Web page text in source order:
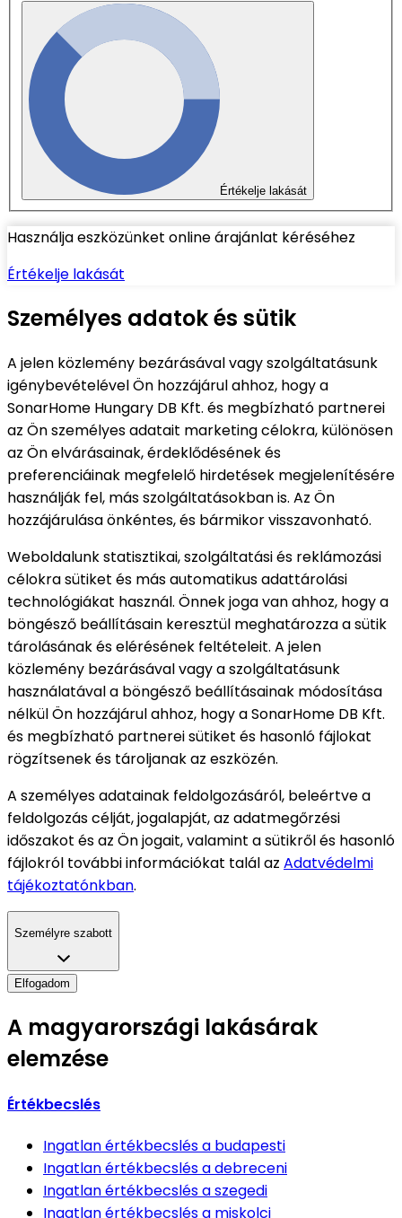
Értékelje lakását
Használja eszközünket online árajánlat kéréséhez
Értékelje lakását
Személyes adatok és sütik
A jelen közlemény bezárásával vagy szolgáltatásunk
igénybevételével Ön hozzájárul ahhoz, hogy a
SonarHome Hungary DB Kft. és megbízható partnerei
az Ön személyes adatait marketing célokra, különösen
az Ön elvárásainak, érdeklődésének és
preferenciáinak megfelelő hirdetések megjelenítésére
használják fel, más szolgáltatásokban is. Az Ön
hozzájárulása önkéntes, és bármikor visszavonható.
Weboldalunk statisztikai, szolgáltatási és reklámozási
célokra sütiket és más automatikus adattárolási
technológiákat használ. Önnek joga van ahhoz, hogy a
böngésző beállításain keresztül meghatározza a sütik
tárolásának és elérésének feltételeit. A jelen
közlemény bezárásával vagy a szolgáltatásunk
használatával a böngésző beállításainak módosítása
nélkül Ön hozzájárul ahhoz, hogy a SonarHome DB Kft.
és megbízható partnerei sütiket és hasonló fájlokat
rögzítsenek és tároljanak az eszközén.
A személyes adatainak feldolgozásáról, beleértve a
feldolgozás célját, jogalapját, az adatmegőrzési
időszakot és az Ön jogait, valamint a sütikről és hasonló
fájlokról további információkat talál az Adatvédelmi
tájékoztatónkban.
Személyre szabott
Elfogadom
A magyarországi lakásárak
elemzése
Értékbecslés
Ingatlan értékbecslésa budapesti
Ingatlan értékbecslésa debreceni
Ingatlan értékbecslésa szegedi
Ingatlan értékbecslésa miskolci